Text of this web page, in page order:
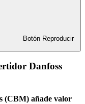
Botón Reproducir
Danfoss
(CBM) añade valor